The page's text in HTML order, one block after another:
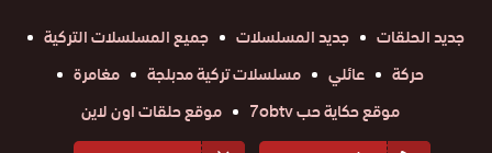
جديد الحلقات
جديد المسلسلات
جميع المسلسلات التركية
حركة
عائلي مسلسلات تركية مدبلجة
مغامرة
موقع حكاية حب 7obtv
موقع حلقات اون لاين